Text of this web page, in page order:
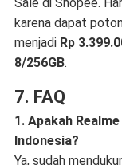
karena dapat
menjadi Rp
8/256GB.
7. FAQ
1. Apakah
Indonesia?
Ya, sudah